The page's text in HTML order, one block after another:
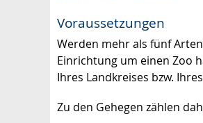
Voraussetzungen
Werden mehr als fünf
Einrichtung um einen Zoo
Ihres Landkreises bzw.
Zu den Gehegen zählen